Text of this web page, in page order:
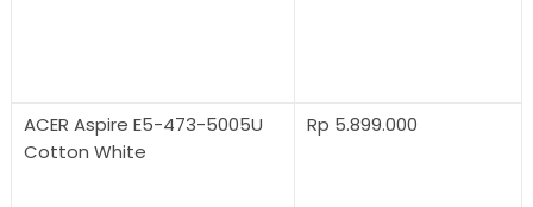
ACER Aspire E5-473-5005U
Cotton White
Rp 5.899.000